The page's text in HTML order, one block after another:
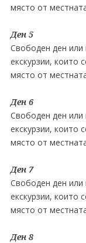
място от
Ден 5
Свободен ден
екскурзии, които
място от
Ден 6
Свободен ден
екскурзии, които
място от
Ден 7
Свободен ден
екскурзии, които
място от
Ден 8